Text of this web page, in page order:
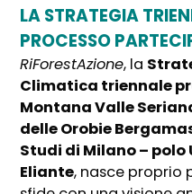
LA STRATEGIA
PROCESSO
RiForestAzione, la
Climatica triennale
Montana Valle
delle Orobie
Studi di Milano – polo
Eliante, nasce proprio